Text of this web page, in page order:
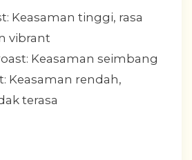
Keasaman tinggi, rasa
vibrant
Keasaman seimbang
Keasaman rendah,
terasa